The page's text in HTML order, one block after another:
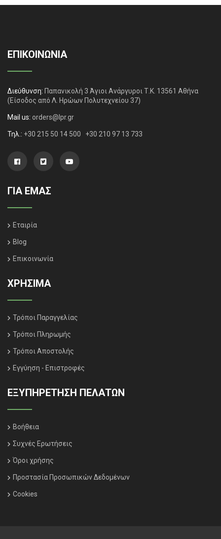
ΕΠΙΚΟΙΝΩΝΙΑ
Διεύθυνση: Παπανικολή 3 Άγιοι Ανάργυροι Τ.Κ. 13561 Αθήνα
(Είσοδος από Λ. Ηρώων Πολυτεχνείου 37)
Mail us: orders@lpr.gr
Τηλ.: +30 215 50 14 500 +30 210 97 13 733
ΓΙΑ ΕΜΑΣ
Εταιρία
Blog
Επικοινωνία
ΧΡΗΣΙΜΑ
Τρόποι Παραγγελίας
Τρόποι Πληρωμής
Τρόποι Αποστολής
Εγγύηση - Επιστροφές
ΕΞΥΠΗΡΈΤΗΣΗ ΠΕΛΑΤΏΝ
Βοήθεια
Συχνές Ερωτήσεις
Όροι χρήσης
Προστασία Προσωπικών Δεδομένων
Cookies